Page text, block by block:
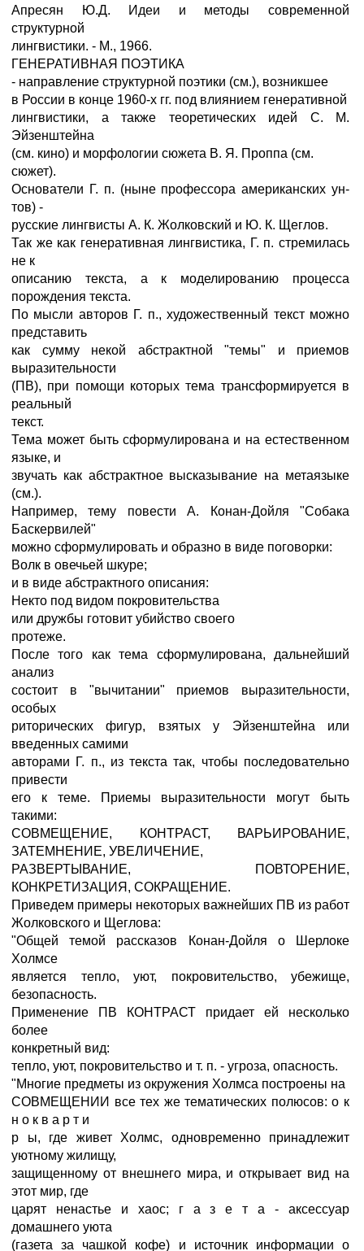
Апресян Ю.Д. Идеи и методы современной
структурной
лингвистики. - М., 1966.
ГЕНЕРАТИВНАЯ ПОЭТИКА
- направление структурной поэтики (см.), возникшее
в России в конце 1960-х гг. под влиянием генеративной
лингвистики, а также теоретических идей С. М.
Эйзенштейна
(см. кино) и морфологии сюжета В. Я. Проппа (см.
сюжет).
Основатели Г. п. (ныне профессора американских ун-
тов) -
русские лингвисты А. К. Жолковский и Ю. К. Щеглов.
Так же как генеративная лингвистика, Г. п. стремилась
не к
описанию текста, а к моделированию процесса
порождения текста.
По мысли авторов Г. п., художественный текст можно
представить
как сумму некой абстрактной "темы" и приемов
выразительности
(ПВ), при помощи которых тема трансформируется в
реальный
текст.
Тема может быть сформулирована и на естественном
языке, и
звучать как абстрактное высказывание на метаязыке
(см.).
Например, тему повести А. Конан-Дойля "Собака
Баскервилей"
можно сформулировать и образно в виде поговорки:
Волк в овечьей шкуре;
и в виде абстрактного описания:
Некто под видом покровительства
или дружбы готовит убийство своего
протеже.
После того как тема сформулирована, дальнейший
анализ
состоит в "вычитании" приемов выразительности,
особых
риторических фигур, взятых у Эйзенштейна или
введенных самими
авторами Г. п., из текста так, чтобы последовательно
привести
его к теме. Приемы выразительности могут быть
такими:
СОВМЕЩЕНИЕ, КОНТРАСТ, ВАРЬИРОВАНИЕ,
ЗАТЕМНЕНИЕ, УВЕЛИЧЕНИЕ,
РАЗВЕРТЫВАНИЕ, ПОВТОРЕНИЕ,
КОНКРЕТИЗАЦИЯ, СОКРАЩЕНИЕ.
Приведем примеры некоторых важнейших ПВ из работ
Жолковского и Щеглова:
"Общей темой рассказов Конан-Дойля о Шерлоке
Холмсе
является тепло, уют, покровительство, убежище,
безопасность.
Применение ПВ КОНТРАСТ придает ей несколько
более
конкретный вид:
тепло, уют, покровительство и т. п. - угроза, опасность.
"Многие предметы из окружения Холмса построены на
СОВМЕЩЕНИИ все тех же тематических полюсов: о к
н о к в а р т и
р ы, где живет Холмс, одновременно принадлежит
уютному жилищу,
защищенному от внешнего мира, и открывает вид на
этот мир, где
царят ненастье и хаос; г а з е т а - аксессуар
домашнего уюта
(газета за чашкой кофе) и источник информации о